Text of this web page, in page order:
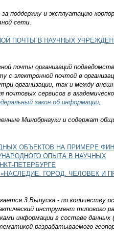
поддержку и эксплуатацию
сети.
ПОЧТЫ В НАУЧНЫХ
почты организаций
с электронной почтой в
организации, так и между
сервисов в
закон об информации,
Минобрнауки и содержат
ОБЪЕКТОВ НА ПРИМЕРЕ
ОПЫТА В НАУЧНЫХ
ПЕТЕРБУРГЕ
ГОРОД. ЧЕЛОВЕК И
3 Выпуска - по количеству
инструмент типового
информации в составе данных
разрабатываемого